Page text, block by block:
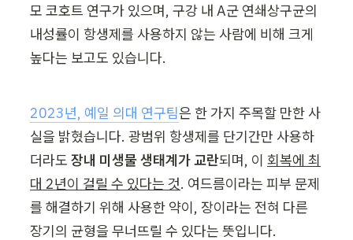
모 코호트 연구가 있으며, 구강 내 A군 연쇄상구균의
내성률이 항생제를 사용하지 않는 사람에 비해 크게
높다는 보고도 있습니다.
2023년, 예일 의대 연구팀은 한 가지 주목할 만한 사
실을 밝혔습니다. 광범위 항생제를 단기간만 사용하
더라도 장내 미생물 생태계가 교란되며, 이 회복에 최
대 2년이 걸릴 수 있다는 것. 여드름이라는 피부 문제
를 해결하기 위해 사용한 약이, 장이라는 전혀 다른
장기의 균형을 무너뜨릴 수 있다는 뜻입니다.